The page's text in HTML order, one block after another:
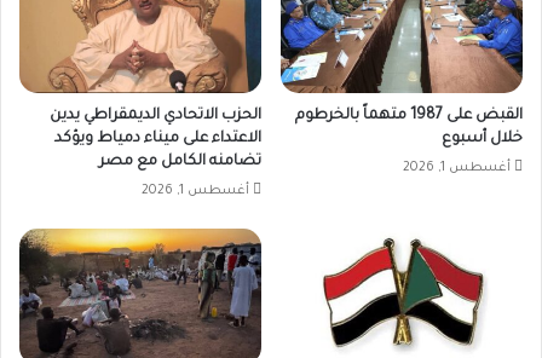
القبض على 1987 متهماً بالخرطوم
خلال أسبوع
أغسطس 1, 2026
الحزب الاتحادي الديمقراطي يدين
الاعتداء على ميناء دمياط ويؤكد
تضامنه الكامل مع مصر
أغسطس 1, 2026